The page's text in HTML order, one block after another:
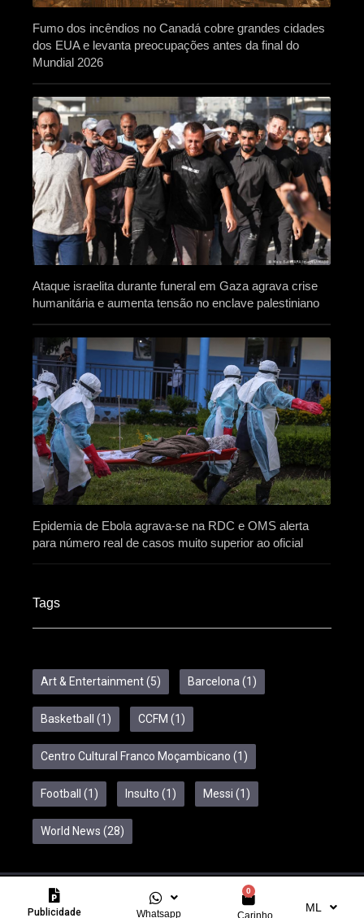
Publicidade Whatsapp
0
Carinho
ML
Fumo dos incêndios no Canadá cobre grandes cidades
dos EUA e levanta preocupações antes da final do
Mundial 2026
Ataque israelita durante funeral em Gaza agrava crise
humanitária e aumenta tensão no enclave palestiniano
Epidemia de Ebola agrava-se na RDC e OMS alerta
para número real de casos muito superior ao oficial
Tags
Art & Entertainment(5) Barcelona (1)
Basketball (1) CCFM (1)
Centro Cultural Franco Moçambicano (1)
Football (1) Insulto (1) Messi (1)
World News (28)
Copyright © 2024 Feelcom. All Rights Reserved.